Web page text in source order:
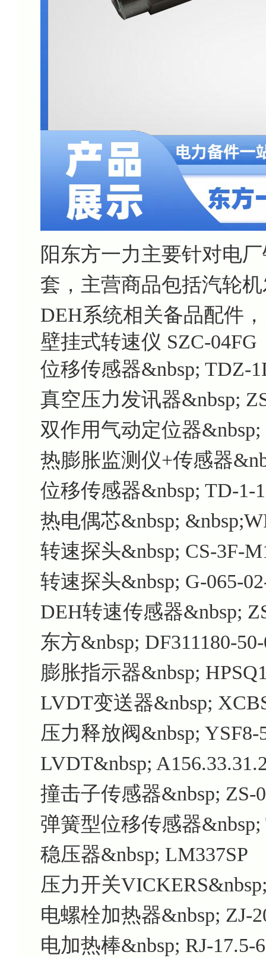
阳东方一力主要针对电
套，主营商品包括汽轮
DEH系统相关备品配件
壁挂式转速仪 SZC-04FG
位移传感器&nbsp; TDZ-
真空压力发讯器&nbsp;
双作用气动定位器
热膨胀监测仪+传感器
位移传感器&nbsp; TD-1-
热电偶芯&nbsp;
转速探头&nbsp; CS-3F-
转速探头&nbsp; G-065-
DEH转速传感器&nbsp;
东方&nbsp; DF311180-
膨胀指示器&nbsp;
LVDT变送器&nbsp;
压力释放阀&nbsp; YSF8-
LVDT&nbsp;
撞击子传感器&nbsp; ZS-
弹簧型位移传感器&nbsp;
稳压器&nbsp; LM337SP
压力开关
电螺栓加热器&nbsp; ZJ-
电加热棒&nbsp; RJ-17.5-